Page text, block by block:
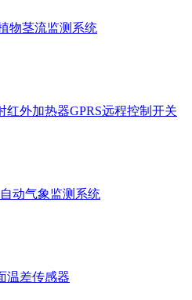
物茎流监测系统
红外加热器GPRS远程控制开关
动气象监测系统
温差传感器